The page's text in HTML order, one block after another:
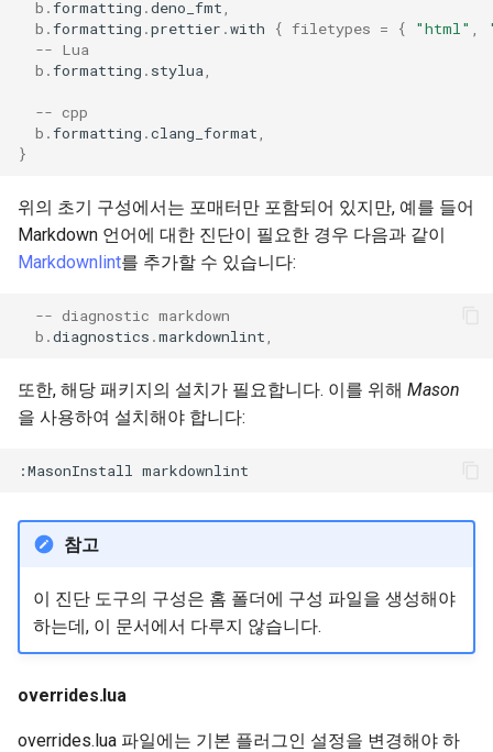
b .formatting .deno_fmt
b .formatting .prettier .with { filetypes = { "html"
-- Lua
b .formatting . stylua
-- cpp
b .formatting .clang_format
}
위의 초기 구성에서는 포매터만 포함되어 있지만, 예를 들어
Markdown 언어에 대한 진단이 필요한 경우 다음과 같이
Markdownlint를 추가할 수 있습니다:
-- diagnostic markdown
b .diagnostics .markdownlint
또한, 해당 패키지의 설치가 필요합니다. 이를 위해 Mason
을 사용하여 설치해야 합니다:
참고
이 진단 도구의 구성은 홈 폴더에 구성 파일을 생성해야
하는데, 이 문서에서 다루지 않습니다.
overrides.lua
overrides.lua 파일에는 기본 플러그인 설정을 변경해야 하